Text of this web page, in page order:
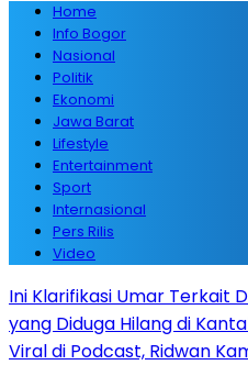
Home
Info Bogor
Nasional
Politik
Ekonomi
Jawa Barat
Lifestyle
Entertainment
Sport
Internasional
Pers Rilis
Video
Ini Klarifikasi Umar Terkait
yang Diduga Hilang di
Viral di Podcast, Ridwan